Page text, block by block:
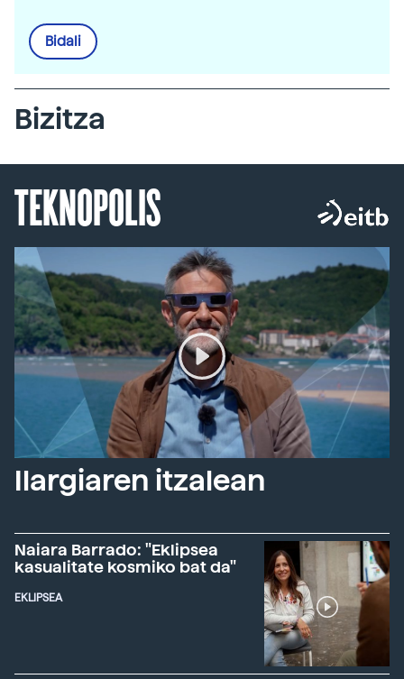
Bidali
Bizitza
TEKNOPOLIS
Ilargiaren itzalean
Naiara Barrado: "Eklipsea
kasualitate kosmiko bat da"
EKLIPSEA